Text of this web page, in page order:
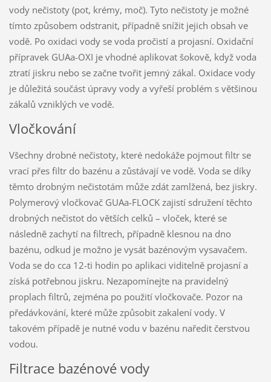
vody nečistoty (pot, krémy, moč). Tyto nečistoty je možné
tímto způsobem odstranit, případně snížit jejich obsah ve
vodě. Po oxidaci vody se voda pročistí a projasní. Oxidační
přípravek GUAa-OXI je vhodné aplikovat šokově, když voda
ztratí jiskru nebo se začne tvořit jemný zákal. Oxidace vody
je důležitá součást úpravy vody a vyřeší problém s většinou
zákalů vzniklých ve vodě.
Vločkování
Všechny drobné nečistoty, které nedokáže pojmout filtr se
vrací přes filtr do bazénu a zůstávají ve vodě. Voda se díky
těmto drobným nečistotám může zdát zamlžená, bez jiskry.
Polymerový vločkovač GUAa-FLOCK zajistí sdružení těchto
drobných nečistot do větších celků – vloček, které se
následně zachytí na filtrech, případně klesnou na dno
bazénu, odkud je možno je vysát bazénovým vysavačem.
Voda se do cca 12-ti hodin po aplikaci viditelně projasní a
získá potřebnou jiskru. Nezapomínejte na pravidelný
proplach filtrů, zejména po použití vločkovače. Pozor na
předávkování, které může způsobit zakalení vody. V
takovém případě je nutné vodu v bazénu naředit čerstvou
vodou.
Filtrace bazénové vody